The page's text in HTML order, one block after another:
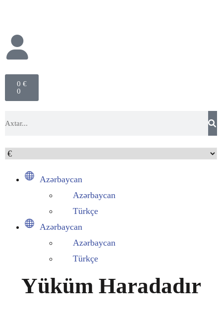
0 €
0
Azərbaycan
Azərbaycan
Türkçe
Azərbaycan
Azərbaycan
Türkçe
Yüküm Haradadır